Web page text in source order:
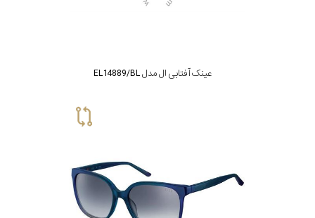
عینک آفتابی ال مدل EL14889/BL